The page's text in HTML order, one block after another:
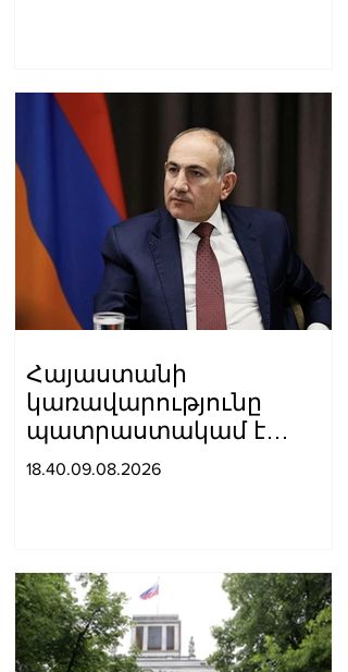
Հայաստանի
կառավարությունը
պատրաստակամ է
խորացնելու
երկուստեք
հետաքրքրություն
ներկայացնող բոլոր
ոլորտներում. Փաշինյան
18.40.09.08.2026